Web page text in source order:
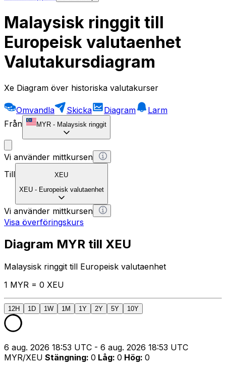
Malaysisk ringgit till
Europeisk valutaenhet
Valutakursdiagram
Xe Diagram över historiska valutakurser
Omvandla Skicka Diagram
Larm
Från
MYR - Malaysisk ringgit
Vi använder mittkursen
Till
XEU
XEU - Europeisk valutaenhet
Vi använder mittkursen
Visa överföringskurs
Diagram MYR till XEU
Malaysisk ringgit till Europeisk valutaenhet
1 MYR = 0 XEU
12H 1D 1W 1M 1Y 2Y 5Y 10Y
6 aug. 2026 18:53 UTC - 6 aug. 2026 18:53 UTC
MYR/XEU Stängning: 0 Låg: 0 Hög: 0